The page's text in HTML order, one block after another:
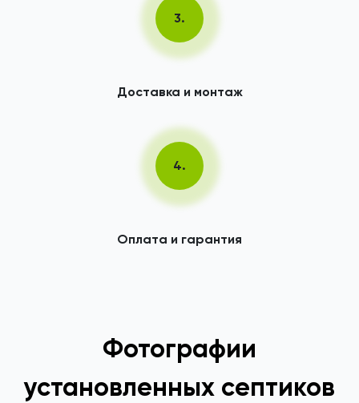
3.
Доставка и монтаж
4.
Оплата и гарантия
Фотографии
установленных септиков